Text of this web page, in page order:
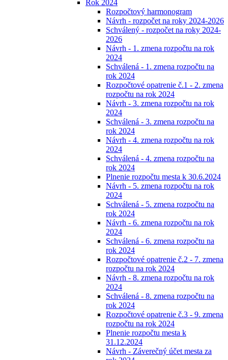
Rok 2024
Rozpočtový harmonogram
Návrh - rozpočet na roky 2024-2026
Schválený - rozpočet na roky 2024-
2026
Návrh - 1. zmena rozpočtu na rok
2024
Schválená - 1. zmena rozpočtu na
rok 2024
Rozpočtové opatrenie č.1 - 2. zmena
rozpočtu na rok 2024
Návrh - 3. zmena rozpočtu na rok
2024
Schválená - 3. zmena rozpočtu na
rok 2024
Návrh - 4. zmena rozpočtu na rok
2024
Schválená - 4. zmena rozpočtu na
rok 2024
Plnenie rozpočtu mesta k 30.6.2024
Návrh - 5. zmena rozpočtu na rok
2024
Schválená - 5. zmena rozpočtu na
rok 2024
Návrh - 6. zmena rozpočtu na rok
2024
Schválená - 6. zmena rozpočtu na
rok 2024
Rozpočtové opatrenie č.2 - 7. zmena
rozpočtu na rok 2024
Návrh - 8. zmena rozpočtu na rok
2024
Schválená - 8. zmena rozpočtu na
rok 2024
Rozpočtové opatrenie č.3 - 9. zmena
rozpočtu na rok 2024
Plnenie rozpočtu mesta k
31.12.2024
Návrh - Záverečný účet mesta za